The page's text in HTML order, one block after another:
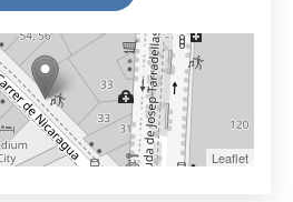
Leaflet